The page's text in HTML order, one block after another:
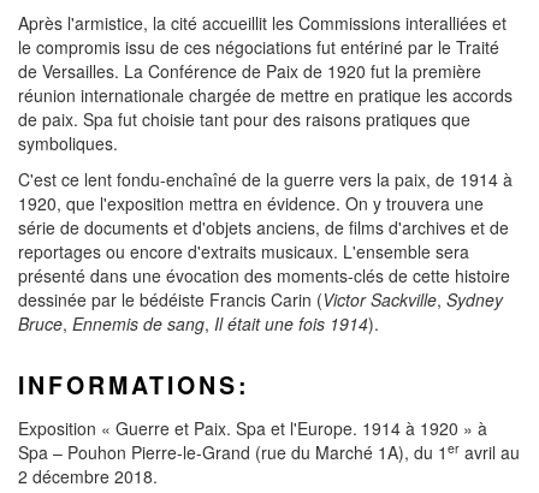
Après l'armistice, la cité accueillit les Commissions interalliées et
le compromis issu de ces négociations fut entériné par le Traité
de Versailles. La Conférence de Paix de 1920 fut la première
réunion internationale chargée de mettre en pratique les accords
de paix. Spa fut choisie tant pour des raisons pratiques que
symboliques.
C'est ce lent fondu-enchaîné de la guerre vers la paix, de 1914 à
1920, que l'exposition mettra en évidence. On y trouvera une
série de documents et d'objets anciens, de films d'archives et de
reportages ou encore d'extraits musicaux. L'ensemble sera
présenté dans une évocation des moments-clés de cette histoire
dessinée par le bédéiste Francis Carin (Victor Sackville, Sydney
Bruce, Ennemis de sang, Il était une fois 1914).
INFORMATIONS:
Exposition « Guerre et Paix. Spa et l'Europe. 1914 à 1920 » à
Spa – Pouhon Pierre-le-Grand (rue du Marché 1A), du 1 er avril au
2 décembre 2018.